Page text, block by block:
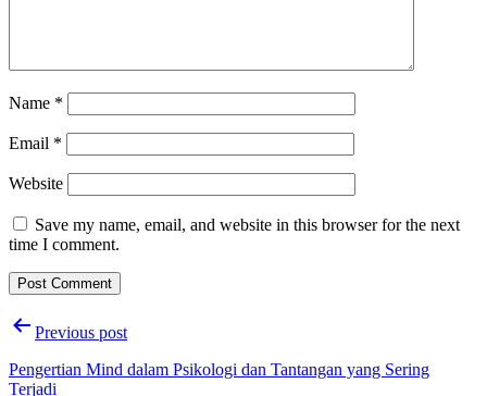
Name *
Email *
Website
Save my name, email, and website in this browser for the next
time I comment.
PostPrevious post
Pengertian Mind dalam Psikologi dan Tantangan yang Sering
Terjadi